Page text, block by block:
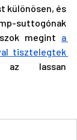
különösen, és
suttogónak
megint a
tisztelegtek
lassan